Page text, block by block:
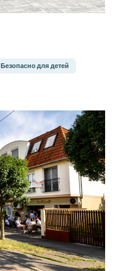
Безопасно для детей